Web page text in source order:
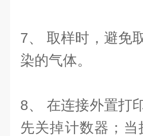
7、 取样时，避免
染的气体。
8、 在连接外置打
先关掉计数器；